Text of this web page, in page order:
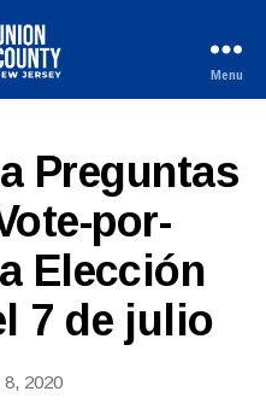
New
Jersey
Menu
Preguntas
por-
Elección
7 de julio
author
B
y
W
e
b
Si
8, 2020